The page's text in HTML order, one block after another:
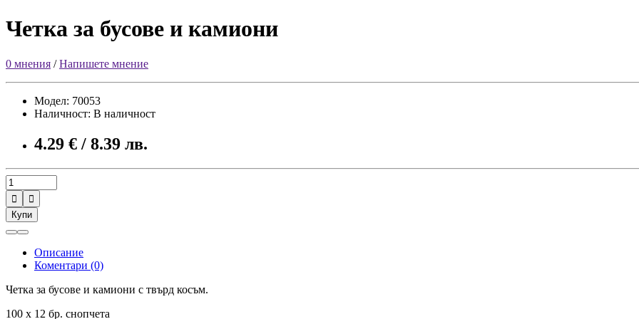
Четка за бусове и камиони
0 мнения /Напишете мнение
Модел: 70053
Наличност: В наличност
4.29 € / 8.39 лв.


Купи
Описание
Коментари (0)
Четка за бусове и камиони с твърд косъм.
100 х 12 бр. снопчета